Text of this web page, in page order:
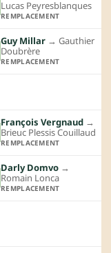
Lucas Peyresblanques
REMPLACEMENT
Guy Millar →︎ Gauthier
Doubrère
REMPLACEMENT
François Vergnaud →︎
Brieuc Plessis Couillaud
REMPLACEMENT
Darly Domvo →︎
Romain Lonca
REMPLACEMENT